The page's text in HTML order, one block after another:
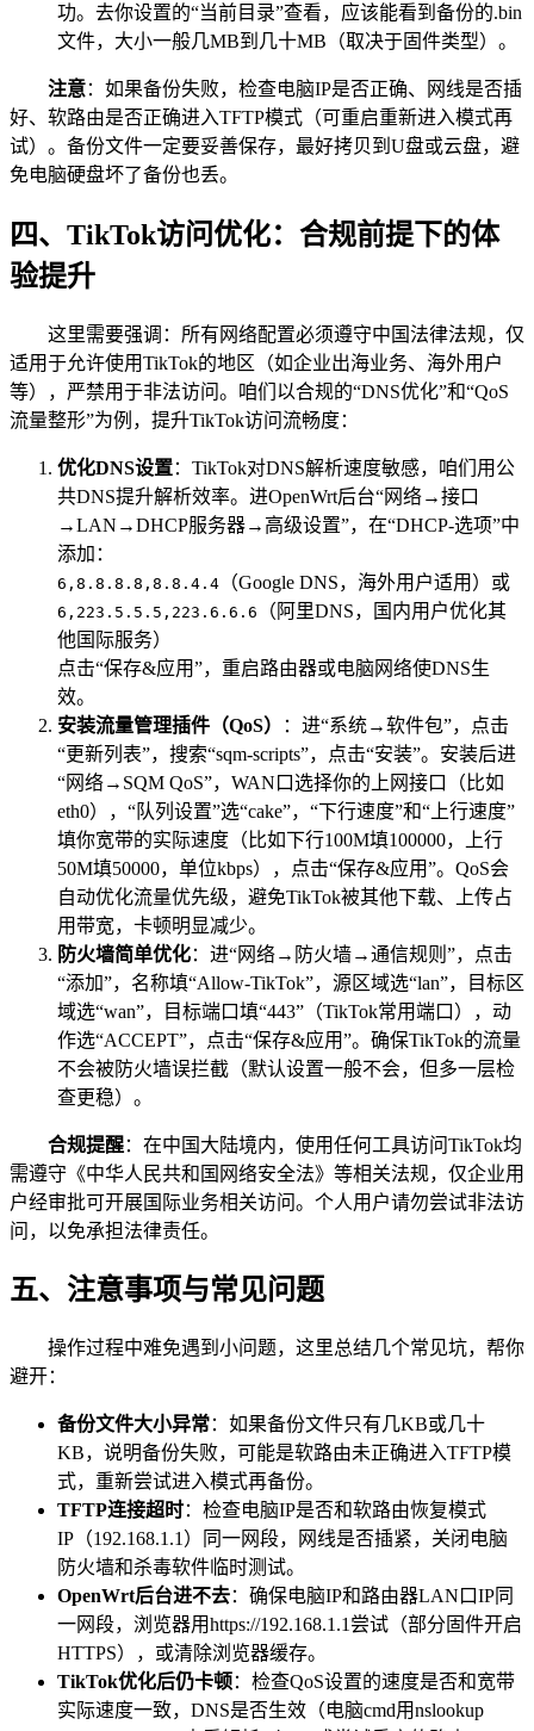
功。去你设置的“当前目录”查看，应该能看到备份的.bin
文件，大小一般几MB到几十MB（取决于固件类型）。
注意：如果备份失败，检查电脑IP是否正确、网线是否插
好、软路由是否正确进入TFTP模式（可重启重新进入模式再
试）。备份文件一定要妥善保存，最好拷贝到U盘或云盘，避
免电脑硬盘坏了备份也丢。
四、TikTok访问优化：合规前提下的体
验提升
这里需要强调：所有网络配置必须遵守中国法律法规，仅
适用于允许使用TikTok的地区（如企业出海业务、海外用户
等），严禁用于非法访问。咱们以合规的“DNS优化”和“QoS
流量整形”为例，提升TikTok访问流畅度：
优化DNS设置：TikTok对DNS解析速度敏感，咱们用公
共DNS提升解析效率。进OpenWrt后台“网络→接口
→LAN→DHCP服务器→高级设置”，在“DHCP-选项”中
添加：
6,8.8.8.8,8.8.4.4 （Google DNS，海外用户适用）或
6,223.5.5.5,223.6.6.6
（阿里DNS，国内用户优化其
他国际服务）
点击“保存&应用”，重启路由器或电脑网络使DNS生
效。
安装流量管理插件（QoS）
：进“系统→软件包”，点击
“更新列表”，搜索“sqm-scripts”，点击“安装”。安装后进
“网络→SQM QoS”，WAN口选择你的上网接口（比如
eth0），“队列设置”选“cake”，“下行速度”和“上行速度”
填你宽带的实际速度（比如下行100M填100000，上行
50M填50000，单位kbps），点击“保存&应用”。QoS会
自动优化流量优先级，避免TikTok被其他下载、上传占
用带宽，卡顿明显减少。
防火墙简单优化：进“网络→防火墙→通信规则”，点击
“添加”，名称填“Allow-TikTok”，源区域选“lan”，目标区
域选“wan”，目标端口填“443”（TikTok常用端口），动
作选“ACCEPT”，点击“保存&应用”。确保TikTok的流量
不会被防火墙误拦截（默认设置一般不会，但多一层检
查更稳）。
合规提醒：在中国大陆境内，使用任何工具访问TikTok均
需遵守《中华人民共和国网络安全法》等相关法规，仅企业用
户经审批可开展国际业务相关访问。个人用户请勿尝试非法访
问，以免承担法律责任。
五、注意事项与常见问题
操作过程中难免遇到小问题，这里总结几个常见坑，帮你
避开：
备份文件大小异常：如果备份文件只有几KB或几十
KB，说明备份失败，可能是软路由未正确进入TFTP模
式，重新尝试进入模式再备份。
TFTP连接超时：检查电脑IP是否和软路由恢复模式
IP（192.168.1.1）同一网段，网线是否插紧，关闭电脑
防火墙和杀毒软件临时测试。
OpenWrt后台进不去：确保电脑IP和路由器LAN口IP同
一网段，浏览器用https://192.168.1.1尝试（部分固件开启
HTTPS），或清除浏览器缓存。
TikTok优化后仍卡顿：检查QoS设置的速度是否和宽带
实际速度一致，DNS是否生效（电脑cmd用nslookup